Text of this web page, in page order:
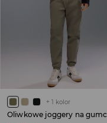
+ 1 kolor
Oliwkowe joggery na